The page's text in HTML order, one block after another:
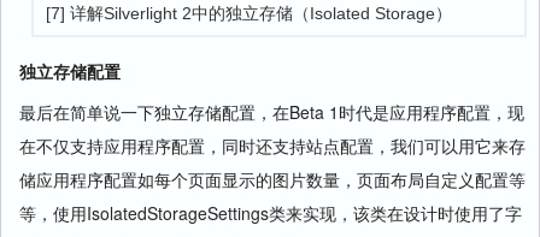
[7] 详解Silverlight 2中的独立存储（Isolated Storage）
独立存储配置
最后在简单说一下独立存储配置，在Beta 1时代是应用程序配置，现
在不仅支持应用程序配置，同时还支持站点配置，我们可以用它来存
储应用程序配置如每个页面显示的图片数量，页面布局自定义配置等
等，使用IsolatedStorageSettings类来实现，该类在设计时使用了字